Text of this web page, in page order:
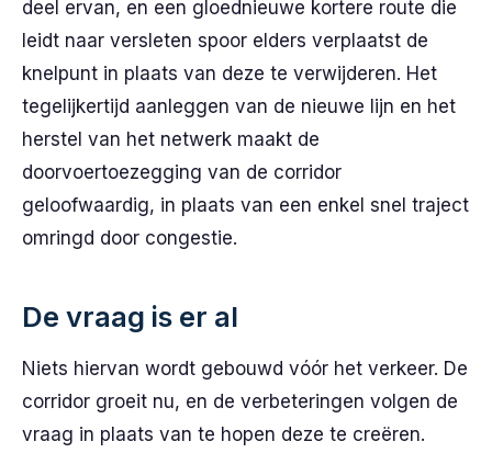
deel ervan, en een gloednieuwe kortere route die
leidt naar versleten spoor elders verplaatst de
knelpunt in plaats van deze te verwijderen. Het
tegelijkertijd aanleggen van de nieuwe lijn en het
herstel van het netwerk maakt de
doorvoertoezegging van de corridor
geloofwaardig, in plaats van een enkel snel traject
omringd door congestie.
De vraag is er al
Niets hiervan wordt gebouwd vóór het verkeer. De
corridor groeit nu, en de verbeteringen volgen de
vraag in plaats van te hopen deze te creëren.